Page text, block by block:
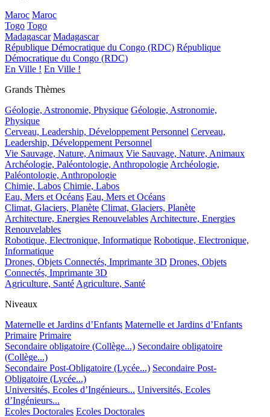
Maroc Maroc
Togo Togo
Madagascar Madagascar
République Démocratique du Congo (RDC) République
Démocratique du Congo (RDC)
En Ville ! En Ville !
Grands Thèmes
Géologie, Astronomie, Physique Géologie, Astronomie,
Physique
Cerveau, Leadership, Développement Personnel Cerveau,
Leadership, Développement Personnel
Vie Sauvage, Nature, Animaux Vie Sauvage, Nature, Animaux
Archéologie, Paléontologie, Anthropologie Archéologie,
Paléontologie, Anthropologie
Chimie, Labos Chimie, Labos
Eau, Mers et Océans Eau, Mers et Océans
Climat, Glaciers, Planète Climat, Glaciers, Planète
Architecture, Energies Renouvelables Architecture, Energies
Renouvelables
Robotique, Electronique, Informatique Robotique, Electronique,
Informatique
Drones, Objets Connectés, Imprimante 3D Drones, Objets
Connectés, Imprimante 3D
Agriculture, Santé Agriculture, Santé
Niveaux
Maternelle et Jardins d’Enfants Maternelle et Jardins d’Enfants
Primaire Primaire
Secondaire obligatoire (Collège...) Secondaire obligatoire
(Collège...)
Secondaire Post-Obligatoire (Lycée...) Secondaire Post-
Obligatoire (Lycée...)
Universités, Ecoles d’Ingénieurs... Universités, Ecoles
d’Ingénieurs...
Ecoles Doctorales Ecoles Doctorales